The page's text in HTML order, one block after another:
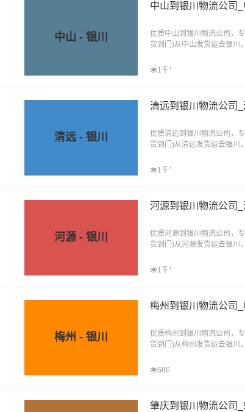
中山 - 银川
中山到银川物流公司
优质中山到银川物流公司，
货到门)从中山发货运去银川
1千+
清远 - 银川
清远到银川物流公司
优质清远到银川物流公司，
货到门)从清远发货运去银川
1千+
河源 - 银川
河源到银川物流公司
优质河源到银川物流公司，
货到门)从河源发货运去银川
1千+
梅州 - 银川
梅州到银川物流公司
优质梅州到银川物流公司，
货到门)从梅州发货运去银川
686
肇庆到银川物流公司